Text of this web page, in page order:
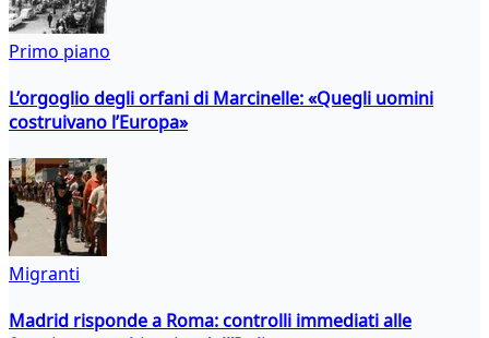
Primo piano
L’orgoglio degli orfani di Marcinelle: «Quegli uomini
costruivano l’Europa»
Migranti
Madrid risponde a Roma: controlli immediati alle